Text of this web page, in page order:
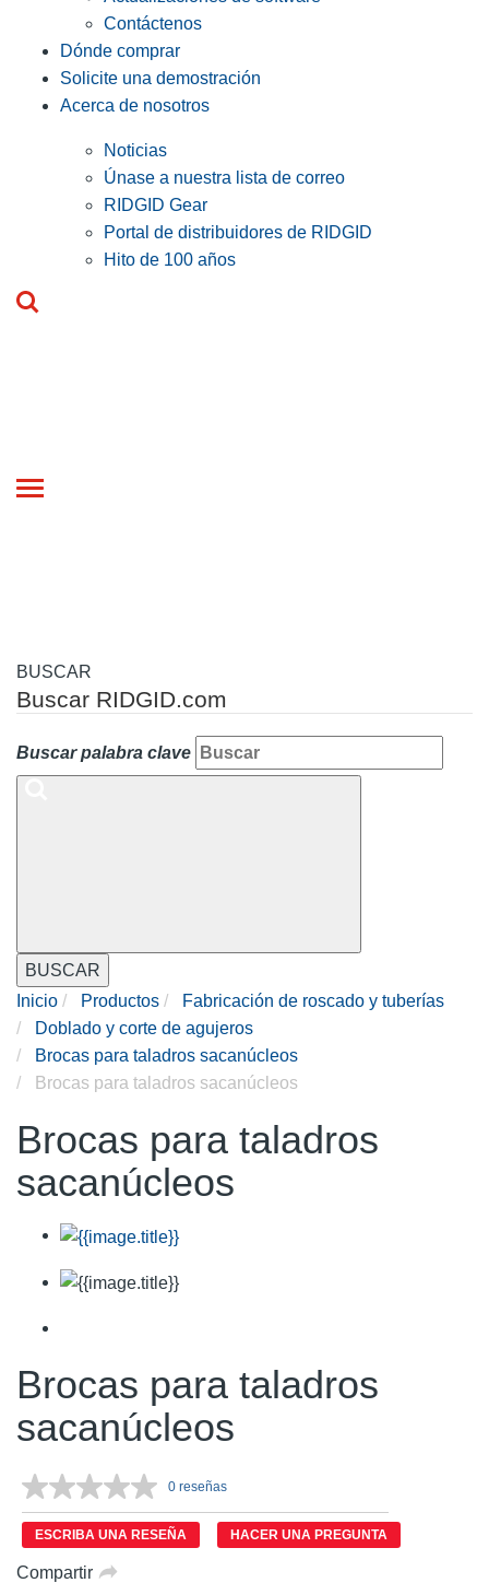
Contáctenos
Dónde comprar
Solicite una demostración
Acerca de nosotros
Noticias
Únase a nuestra lista de correo
RIDGID Gear
Portal de distribuidores de RIDGID
Hito de 100 años
Toggle
BUSCAR
Buscar RIDGID.com
Buscar palabra clave
BUSCAR
Inicio
Productos
Fabricación de roscado y tuberías
Doblado y corte de agujeros
Brocas para taladros sacanúcleos
Brocas para taladros sacanúcleos
Brocas para taladros
sacanúcleos
Brocas para taladros
sacanúcleos
Sin
puntuación.
Enlace
en
0 reseñas
ESCRIBA UNA RESEÑA HACER UNA PREGUNTA
Compartir